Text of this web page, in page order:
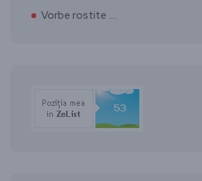
Vorbe rostite ….